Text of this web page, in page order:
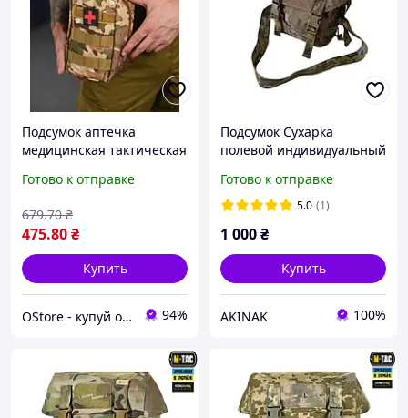
Подсумок аптечка
медицинская тактическая
для медикаментов
Готово к отправке
475.80₴
679.70 ₴
Купить
OStore - купуй онлайн! 94%
Подсумок Сухарка
полевой индивидуальный
нерассыпайка MOLLE /
плечевой ремень
Готово к отправке
5.0 (1)
1 000₴
Купить
AKINAK 100%